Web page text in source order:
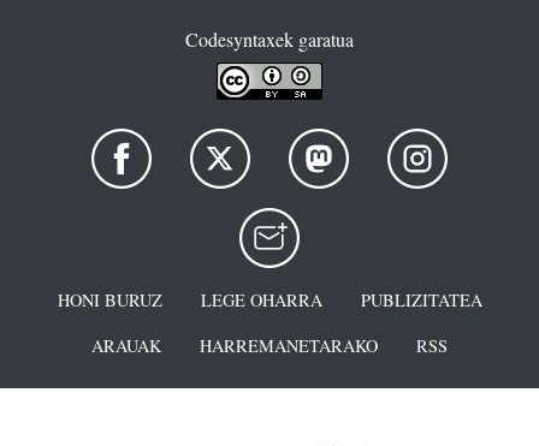
Codesyntaxek garatua
HONI BURUZ LEGE OHARRA
PUBLIZITATEA
ARAUAK
HARREMANETARAKO RSS